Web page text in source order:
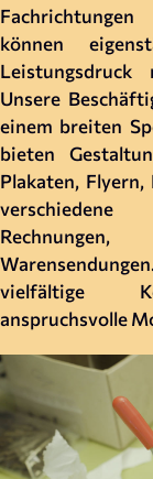
können
Unsere
einem breiten
bieten
Plakaten,
vielfältige
anspruchsvolle